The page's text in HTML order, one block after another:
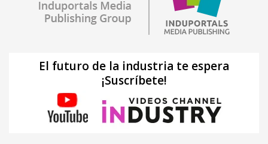
El futuro de la industria te espera
¡Suscríbete!